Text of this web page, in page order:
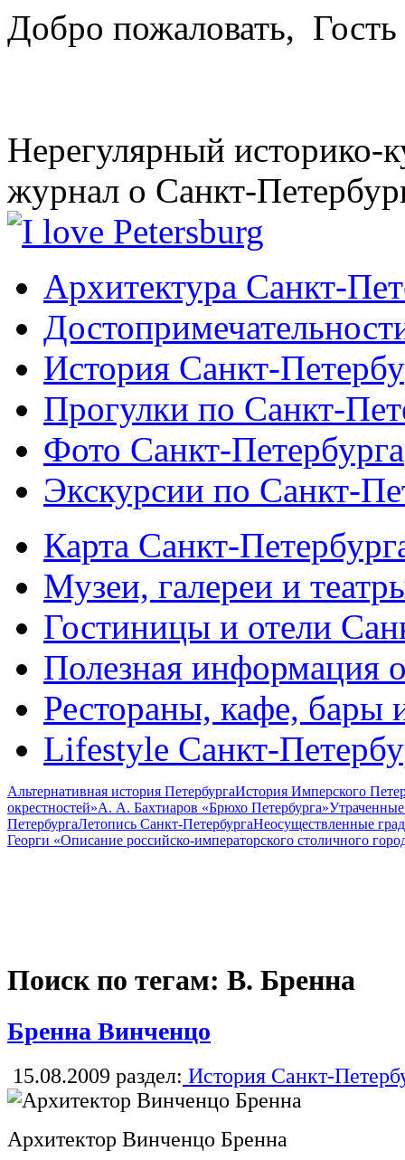
Добро пожаловать, Гость
Нерегулярный историко-
журнал о Санкт-
Архитектура Санкт-
История Санкт-
Прогулки по Санкт-
Фото Санкт-Петербурга
Экскурсии по Санкт-
Карта Санкт-
Музеи, галереи и
Гостиницы и отели
Полезная информация
Рестораны, кафе, бары
Lifestyle Санкт-
Альтернативная история ПетербургаИстория Имперского
окрестностей»А. А. Бахтиаров «Брюхо Петербурга»
ПетербургаЛетопись Санкт-ПетербургаНеосуществленные
Георги «Описание российско-императорского столичного
Поиск по тегам: В. Бренна
Бренна Винченцо
15.08.2009 раздел: История Санкт-
Архитектор Винченцо Бренна